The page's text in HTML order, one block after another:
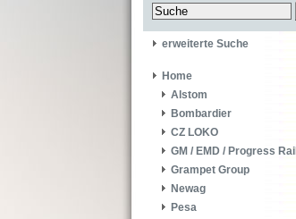
erweiterte Suche
Home
Alstom
Bombardier
CZ LOKO
GM / EMD / Progress Rail
Grampet Group
Newag
Pesa